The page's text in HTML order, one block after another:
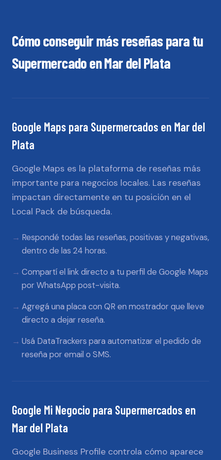
Cómo conseguir más reseñas para tu
SupermercadoenMar del Plata
Google Maps para Supermercados en Mar del
Plata
Google Maps es la plataforma de reseñas más
importante para negocios locales. Las reseñas
impactan directamente en tu posición en el
Local Pack de búsqueda.
Respondé todas las reseñas, positivas y negativas,
dentro de las 24 horas.
Compartí el link directo a tu perfil de Google Maps
por WhatsApp post-visita.
Agregá una placa con QR en mostrador que lleve
directo a dejar reseña.
Usá DataTrackers para automatizar el pedido de
reseña por email o SMS.
Google Mi Negocio para Supermercados en
Mar del Plata
Google Business Profile controla cómo aparece